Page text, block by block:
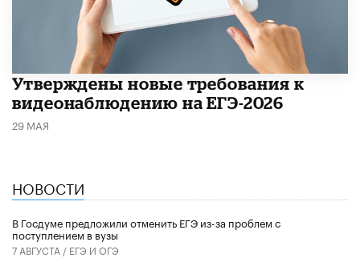
Утверждены новые требования к
видеонаблюдению на ЕГЭ-2026
29 МАЯ
НОВОСТИ
В Госдуме предложили отменить ЕГЭ из-за проблем с
поступлением в вузы
7 АВГУСТА / ЕГЭ И ОГЭ